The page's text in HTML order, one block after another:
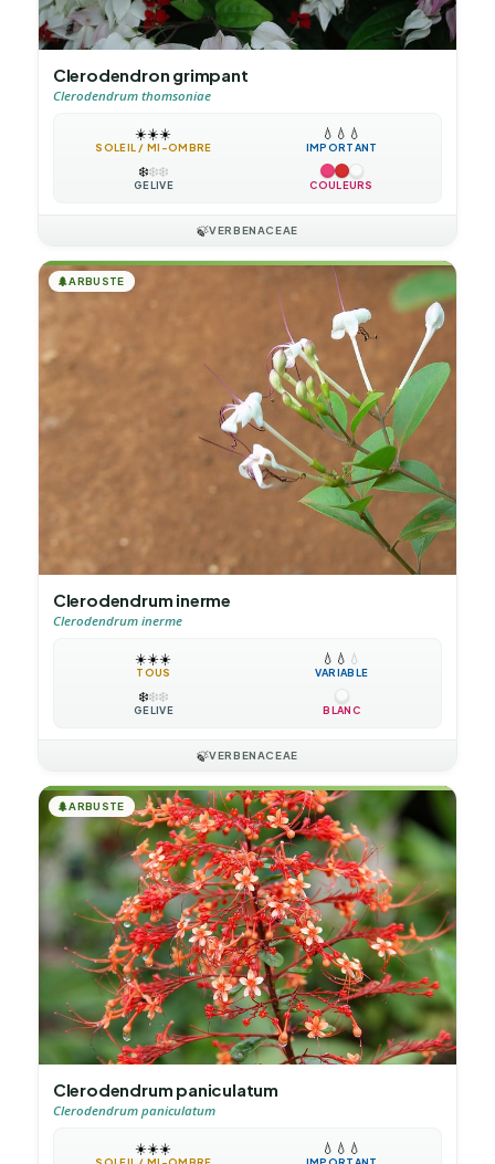
Clerodendron grimpant
Clerodendrum thomsoniae
☀️☀️☀️
SOLEIL / MI-OMBRE
💧 💧 💧
IMPORTANT
❄️❄️❄️
GÉLIVE COULEURS
🍃VERBENACEAE
🌲ARBUSTE
Clerodendrum inerme
Clerodendrum inerme
☀️☀️☀️
TOUS
💧 💧 💧
VARIABLE
❄️❄️❄️
GÉLIVE BLANC
🍃VERBENACEAE
🌲ARBUSTE
Clerodendrum paniculatum
Clerodendrum paniculatum
☀️☀️☀️ 💧 💧 💧